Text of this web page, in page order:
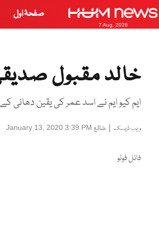
7 Aug, 2026
صفحۂ اول
خالد مقبول
ایم کیو ایم نے اسد عمر کی یقین دھانی کے
ویب ڈیسک | شائع January 13, 2020 3:39 PM
فائل فوٹو